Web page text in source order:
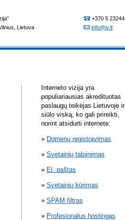
Interneto vizija yra
populiariausias akredituotas
paslaugų teikėjas Lietuvoje ir
siūlo viską, ko gali prireikti,
norint atsidurti internete:
Domenų registravimas
Svetainių talpinimas
El. paštas
Svetainių kūrimas
SPAM filtras
Profesionalus hostingas